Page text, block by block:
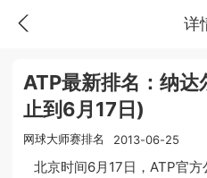
详
ATP最新排名：纳
止到6月17日)
网球大师赛排名 2013-06-25
北京时间6月17日，ATP官